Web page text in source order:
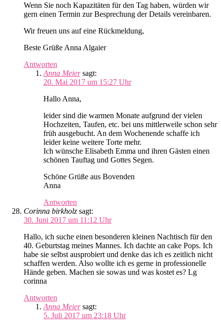
Wenn Sie noch Kapazitäten für den Tag haben, würden wir
gern einen Termin zur Besprechung der Details vereinbaren.
Wir freuen uns auf eine Rückmeldung,
Beste Grüße Anna Algaier
Antworten
Anna Meier sagt:
20. Mai 2017 um 15:27 Uhr
Hallo Anna,
leider sind die warmen Monate aufgrund der vielen
Hochzeiten, Taufen, etc. bei uns mittlerweile schon sehr
früh ausgebucht. An dem Wochenende schaffe ich
leider keine weitere Torte mehr.
Ich wünsche Elisabeth Emma und ihren Gästen einen
schönen Tauftag und Gottes Segen.
Schöne Grüße aus Bovenden
Anna
Antworten
Corinna birkholz sagt:
30. Juni 2017 um 11:12 Uhr
Hallo, ich suche einen besonderen kleinen Nachtisch für den
40. Geburtstag meines Mannes. Ich dachte an cake Pops. Ich
habe sie selbst ausprobiert und denke das ich es zeitlich nicht
schaffen werden. Also wollte ich es gerne in professionelle
Hände geben. Machen sie sowas und was kostet es? Lg
corinna
Antworten
Anna Meier sagt:
5. Juli 2017 um 23:18 Uhr